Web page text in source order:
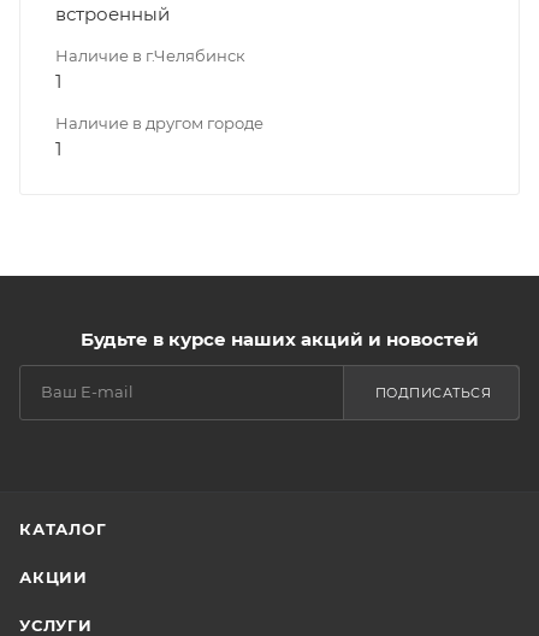
встроенный
Наличие в г.Челябинск
1
Наличие в другом городе
1
Будьте в курсе наших акций и новостей
ПОДПИСАТЬСЯ
КАТАЛОГ
АКЦИИ
УСЛУГИ